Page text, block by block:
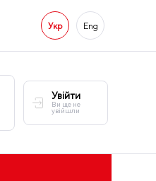
Укр Eng
Увійти
Ви ще не
увійшли